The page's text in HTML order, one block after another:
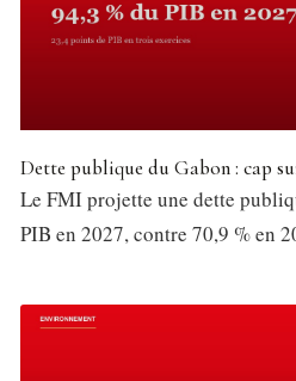
Dette publique du Gabon : cap
Le FMI projette une dette
PIB en 2027, contre 70,9 % en